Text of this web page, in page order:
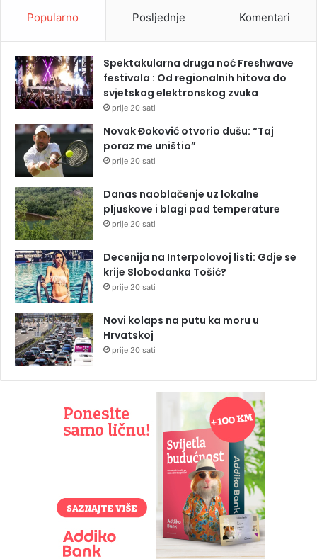
Popularno Posljednje Komentari
Spektakularna druga noć Freshwave
festivala : Od regionalnih hitova do
svjetskog elektronskog zvuka
prije 20 sati
Novak Đoković otvorio dušu: “Taj
poraz me uništio”
prije 20 sati
Danas naoblačenje uz lokalne
pljuskove i blagi pad temperature
prije 20 sati
Decenija na Interpolovoj listi: Gdje se
krije Slobodanka Tošić?
prije 20 sati
Novi kolaps na putu ka moru u
Hrvatskoj
prije 20 sati